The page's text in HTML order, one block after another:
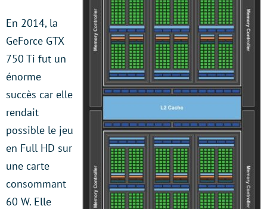
En 2014, la
GeForce GTX
750 Ti fut un
énorme
succès car elle
rendait
possible le jeu
en Full HD sur
une carte
consommant
60 W. Elle